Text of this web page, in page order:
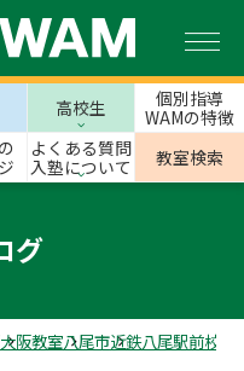
高校生
個別指導
WAMの特徴
よくある質問
入塾について
教室検索
グ
大阪教室八尾市近鉄八尾駅前校の